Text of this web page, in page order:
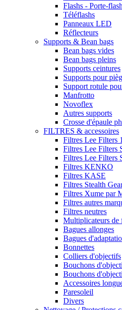
Flashs - Porte-
Téléflashs
Panneaux LED
Réflecteurs
Supports & Bean bags
Bean bags vides
Bean bags pleins
Supports ceintures
Supports pour
Support rotule
Manfrotto
Novoflex
Autres supports
Crosse d'épaule
FILTRES & accessoires
Filtres Lee Filters
Filtres Lee Filters
Filtres Lee Filters
Filtres KENKO
Filtres KASE
Filtres Stealth
Filtres Xume par
Filtres autres
Filtres neutres
Multiplicateurs de
Bagues allonges
Bagues
Bonnettes
Colliers d'objectifs
Bouchons
Bouchons
Accessoires
Paresoleil
Divers